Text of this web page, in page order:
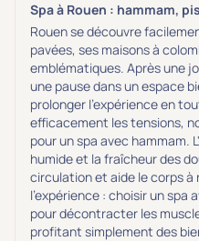
Spa à Rouen : hammam,
Rouen se découvre
pavées, ses maisons à
emblématiques. Après une
une pause dans un espace
prolonger l'expérience en
efficacement les tensions,
pour un spa avec hammam.
humide et la fraîcheur des
circulation et aide le corps à
l'expérience : choisir un spa
pour décontracter les
profitant simplement des